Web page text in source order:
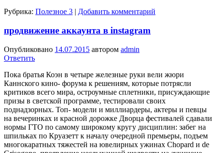
Рубрика: Полезное 3 | Добавить комментарий
продвижение аккаунта в instagram
Опубликовано 14.07.2015 автором admin
Ответить
Пока братья Коэн в четы­ре железные руки вели жюри
Каннского кино- форума к решениям, которые потрясли
крити­ков всего мира, остроум­ные сплетники, присуж­дающие
призы в светской программе, тестировали своих
поднадзорных. Топ- модели и миллиардеры, актеры и пев­цы
на вечеринках и красной дорожке Дворца фестивалей сдавали
нормы ГТО по самому широкому кругу дисциплин: забег на
шпильках по Круазетт к на­чалу очередной премьеры, подъем
многокаратных тяжестей на ювелир­ных ужинах Chopard и de